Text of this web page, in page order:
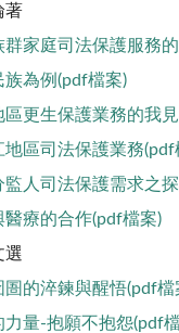
著
群家庭司法保護服務
族為例(pdf檔案)
區更生保護業務的我
地區司法保護業務(pdf
監人司法保護需求之
醫療的合作(pdf檔案)
選
圄的淬鍊與醒悟(pdf檔
力量-抱願不抱怨(pdf